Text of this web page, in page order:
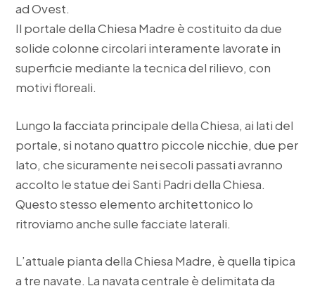
ad Ovest.
Il portale della Chiesa Madre è costituito da due
solide colonne circolari interamente lavorate in
superficie mediante la tecnica del rilievo, con
motivi floreali.
Lungo la facciata principale della Chiesa, ai lati del
portale, si notano quattro piccole nicchie, due per
lato, che sicuramente nei secoli passati avranno
accolto le statue dei Santi Padri della Chiesa.
Questo stesso elemento architettonico lo
ritroviamo anche sulle facciate laterali.
L’attuale pianta della Chiesa Madre, è quella tipica
a tre navate. La navata centrale è delimitata da